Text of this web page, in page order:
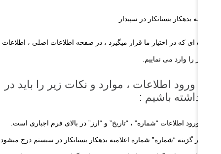
پنجره‌ ای که در اختیار ما قرار میگیرد ، در صفحه اطلاعات اصلی ، اطلاعات
نیاز را وارد می نماییم.
ورود اطلاعات ، موارد و نکات زیر را باید در
داشته باشیم :
ورود اطلاعات “شماره” ، “تاریخ” و “ارز” در بالای فرم اجباری است.
در گزینه “شماره” شماره اعلامیه بدهکار بستانکار در سیستم درج میشود